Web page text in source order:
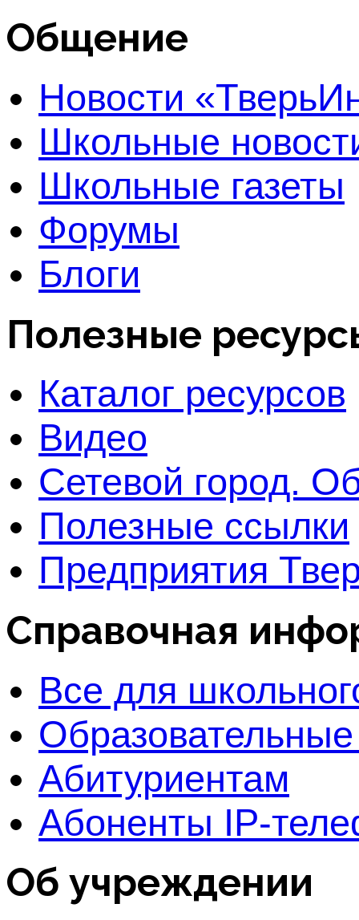
Общение
Новости
Школьные
Школьные газеты
Форумы
Блоги
Полезные
Каталог ресурсов
Видео
Сетевой город.
Полезные ссылки
Предприятия
Справочная
Все для
Абитуриентам
Абоненты IP-
Об учреждении